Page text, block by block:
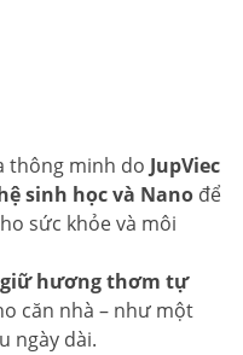
thông minh do JupViec
sinh học và Nano để
sức khỏe và môi
giữ hương thơm tự
căn nhà – như một
ngày dài.